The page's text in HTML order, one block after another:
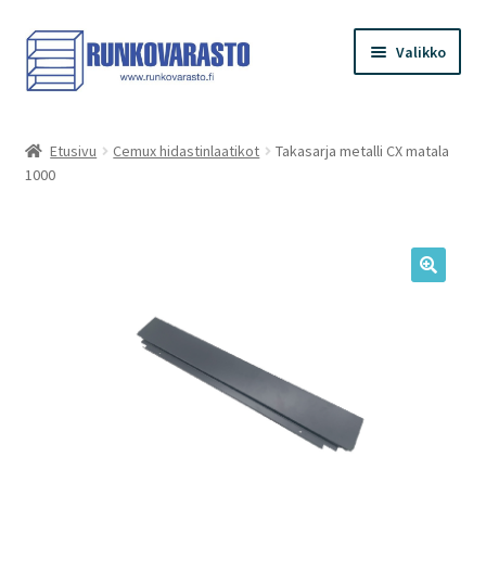
Siirry
navigointiin
Siirry
sisältöön
Valikko
Kauppa
Etusivu Cemux hidastinlaatikot
Takasarja metalli CX matala
1000